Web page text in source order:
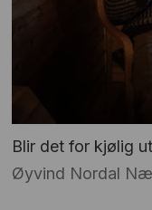
Blir det for kjølig
Øyvind Nordal